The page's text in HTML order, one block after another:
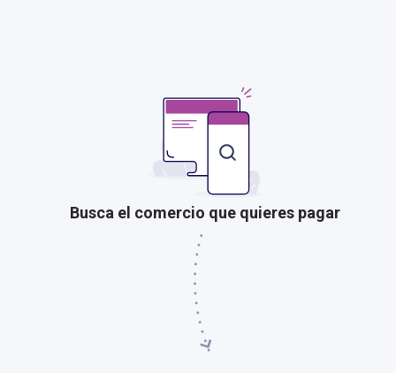
Busca el comercio que quieres pagar